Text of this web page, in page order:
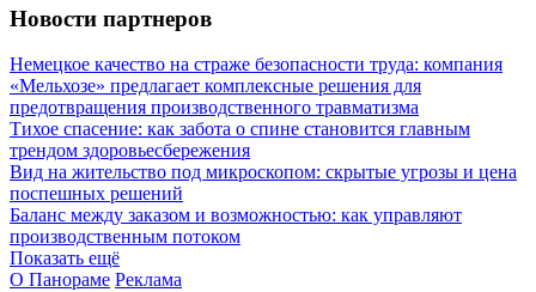
Новости партнеров
Немецкое качество на страже безопасности труда: компания
«Мельхозе» предлагает комплексные решения для
предотвращения производственного травматизма
Тихое спасение: как забота о спине становится главным
трендом здоровьесбережения
Вид на жительство под микроскопом: скрытые угрозы и цена
поспешных решений
Баланс между заказом и возможностью: как управляют
производственным потоком
Показать ещё
О Панораме Реклама